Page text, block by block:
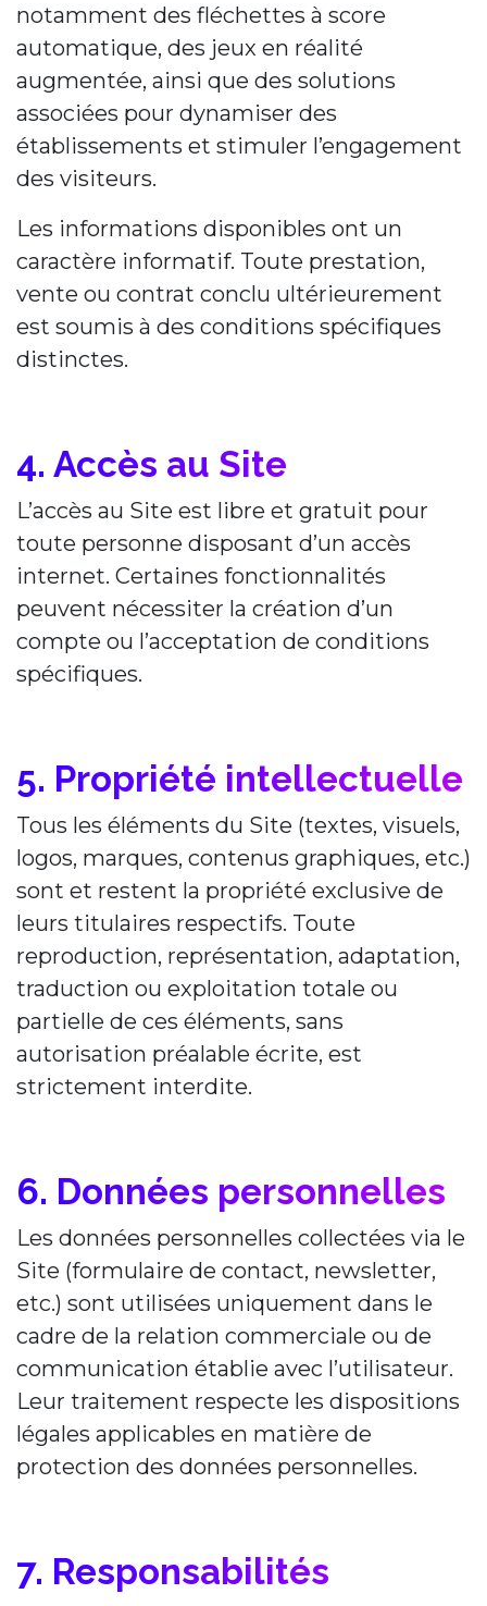
notamment des fléchettes à score
automatique, des jeux en réalité
augmentée, ainsi que des solutions
associées pour dynamiser des
établissements et stimuler l’engagement
des visiteurs.
Les informations disponibles ont un
caractère informatif. Toute prestation,
vente ou contrat conclu ultérieurement
est soumis à des conditions spécifiques
distinctes.
4. Accès au Site
L’accès au Site est libre et gratuit pour
toute personne disposant d’un accès
internet. Certaines fonctionnalités
peuvent nécessiter la création d’un
compte ou l’acceptation de conditions
spécifiques.
5. Propriété intellectuelle
Tous les éléments du Site (textes, visuels,
logos, marques, contenus graphiques, etc.)
sont et restent la propriété exclusive de
leurs titulaires respectifs. Toute
reproduction, représentation, adaptation,
traduction ou exploitation totale ou
partielle de ces éléments, sans
autorisation préalable écrite, est
strictement interdite.
6. Données personnelles
Les données personnelles collectées via le
Site (formulaire de contact, newsletter,
etc.) sont utilisées uniquement dans le
cadre de la relation commerciale ou de
communication établie avec l’utilisateur.
Leur traitement respecte les dispositions
légales applicables en matière de
protection des données personnelles.
7. Responsabilités